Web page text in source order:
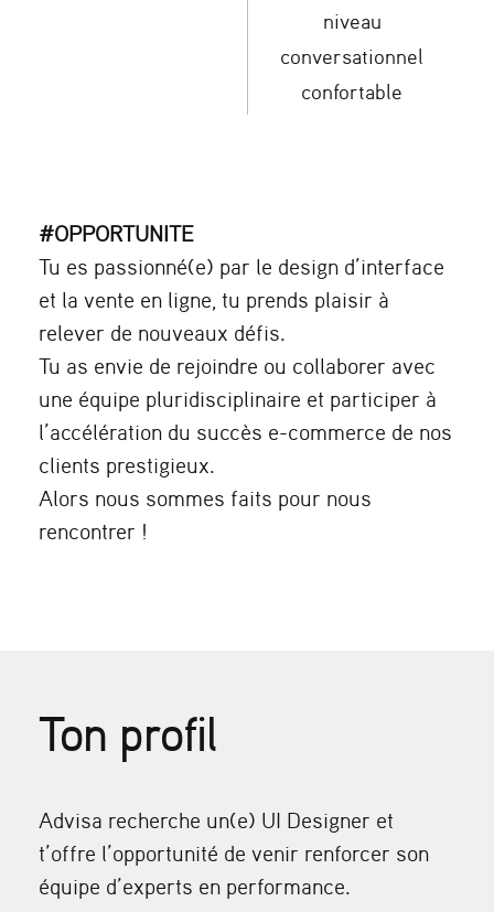
niveau
conversationnel
confortable
#OPPORTUNITE
Tu es passionné(e) par le design d’interface
et la vente en ligne, tu prends plaisir à
relever de nouveaux défis.
Tu as envie de rejoindre ou collaborer avec
une équipe pluridisciplinaire et participer à
l’accélération du succès e-commerce de nos
clients prestigieux.
Alors nous sommes faits pour nous
rencontrer !
Ton profil
Advisa recherche un(e) UI Designer et
t’offre l’opportunité de venir renforcer son
équipe d’experts en performance.